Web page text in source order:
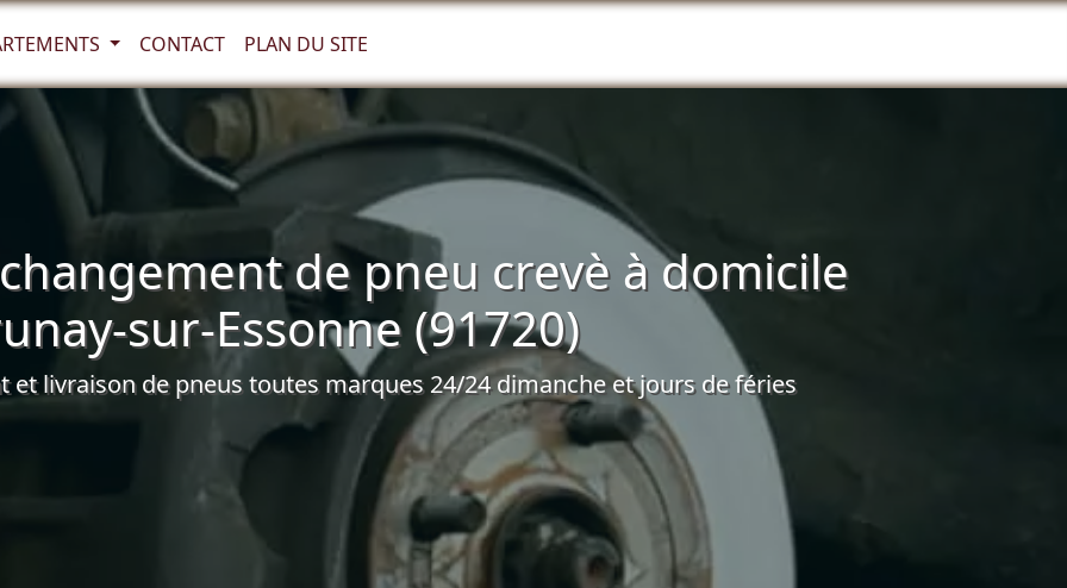
CONTACT PLAN DU SITE
de pneu crevè à domicile
sur-Essonne (91720)
et livraison de pneus toutes marques 24/24 dimanche et jours de féries